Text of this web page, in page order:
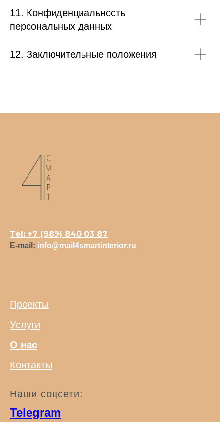
11. Конфиденциальность
персональных данных
12. Заключительные положения
Tel: +7 (989) 840 03 87
E-mail: info@mail4smartinterior.ru
Проекты
Услуги
О нас
Контакты
Наши соцсети:
Telegram